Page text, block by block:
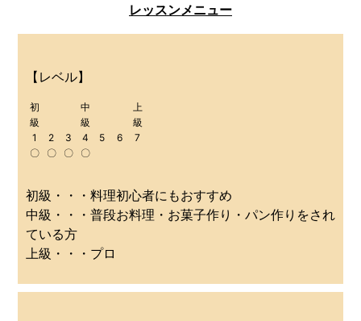
レッスンメニュー
【レベル】
初
級
中
級
上
級
1
2 3 4 5 6
7
〇
〇 〇 〇
初級・・・料理初心者にもおすすめ
中級・・・普段お料理・お菓子作り・パン作りをされ
ている方
上級・・・プロ